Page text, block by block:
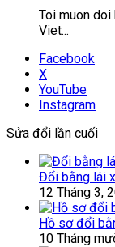
Toi muon
Viet...
Facebook
X
YouTube
Instagram
Sửa đổi lần cuối
Đổi bằng lái
12 Tháng 3,
Hồ sơ đổi
10 Tháng